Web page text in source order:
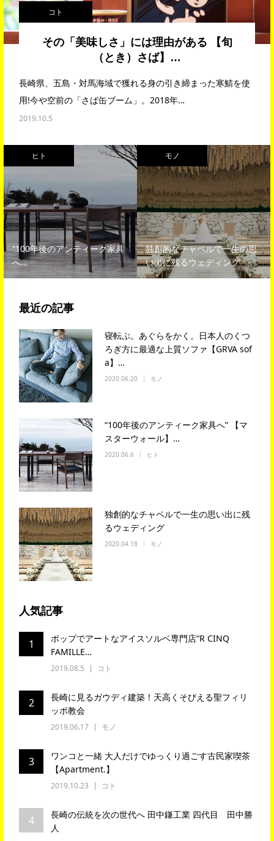
コト
その「美味しさ」には理由がある 【旬
（とき）さば】…
長崎県、五島・対馬海域で獲れる身の引き締まった寒鯖を使
用!今や空前の「さば缶ブーム」。2018年…
2019.10.5
ヒト
“100年後のアンティーク家具
へ…
モノ
独創的なチャペルで一生の思
い出に残るウェディング
最近の記事
寝転ぶ。あぐらをかく。日本人のくつ
ろぎ方に最適な上質ソファ【GRVA sof
a】…
2020.06.20 モノ
“100年後のアンティーク家具へ” 【マ
スターウォール】…
2020.06.6 ヒト
独創的なチャペルで一生の思い出に残
るウェディング
2020.04.18 モノ
人気記事
1
ポップでアートなアイスソルベ専門店“R CINQ
FAMILLE…
2019.08.5 コト
2
長崎に見るガウディ建築！天高くそびえる聖フィリ
ッポ教会
2019.06.17 モノ
3
ワンコと一緒 大人だけでゆっくり過ごす古民家喫茶
【Apartment.】
2019.10.23 コト
4
長崎の伝統を次の世代へ 田中鎌工業 四代目 田中勝
人